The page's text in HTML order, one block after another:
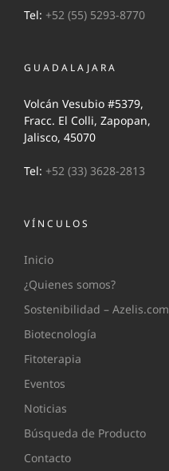
Tel: +52 (55) 5293-8770
GUADALAJARA
Volcán Vesubio #5379,
Fracc. El Colli, Zapopan,
Jalisco, 45070
Tel: +52 (33) 3628-2813
VÍNCULOS
Inicio
¿Quienes somos?
Sostenibilidad – Azelis.com
Biotecnología
Fitoterapia
Eventos
Noticias
Búsqueda de Producto
Contacto